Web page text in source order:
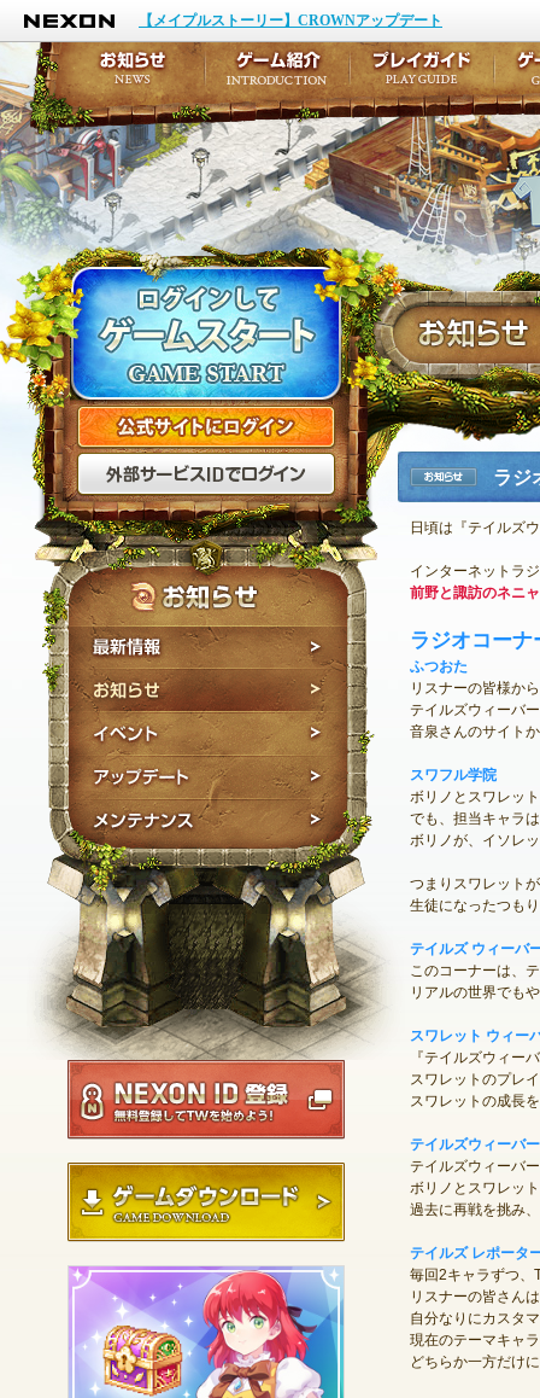
NEXON
【メイプルストーリー】CROWNアップデート
公式サイトにログイン
外部サービスIDでログ
最新情報
お知らせ
イベント
アップデート
メンテナンス
NEXON ID登録
ゲームダウンロード
お知らせ
ラジ
日頃は『テイルズ
インターネットラ
前野と諏訪のネニ
ラジオコーナ
ふつおた
リスナーの皆様か
テイルズウィーバ
音泉さんのサイト
スワフル学院
ボリノとスワレッ
でも、担当キャラ
ボリノが、イソレ
つまりスワレット
生徒になったつも
テイルズ ウィーバ
このコーナーは、
リアルの世界でも
スワレット ウィー
『テイルズウィー
スワレットのプレ
スワレットの成長
テイルズウィーバ
テイルズウィーバ
ボリノとスワレッ
過去に再戦を挑み
テイルズ レポータ
毎回2キャラずつ、
リスナーの皆さん
自分なりにカスタ
現在のテーマキャ
どちらか一方だけ
お知らせ
イベント
アップデート
メンテナンス
ゲーム紹介
キャラクター作成
テイルズ初級者講座
ここだけは知ってお